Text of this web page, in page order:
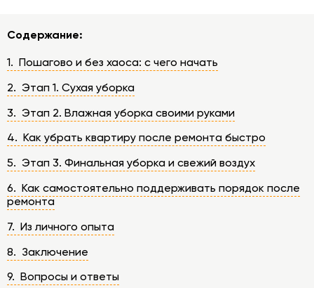
Содержание:
1. Пошагово и без хаоса: с чего начать
2. Этап 1. Сухая уборка
3. Этап 2. Влажная уборка своими руками
4. Как убрать квартиру после ремонта быстро
5. Этап 3. Финальная уборка и свежий воздух
6. Как самостоятельно поддерживать порядок после
ремонта
7. Из личного опыта
8. Заключение
9. Вопросы и ответы